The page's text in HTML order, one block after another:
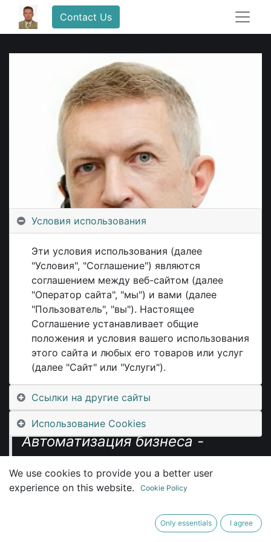
Contact Us
Третьяков
Игорь Вячеславович
Эксперт в организации
производства
Автоматизация бизнеса -
мой спорт,
Условия использования
Эти условия использования (далее
"Условия", "Соглашение") являются
соглашением между веб-сайтом (далее
"Оператор сайта", "мы") и вами (далее
"Пользователь", "вы"). Настоящее
Соглашение устанавливает общие
положения и условия вашего использования
этого сайта и любых его товаров или услуг
(далее "Сайт" или "Услуги").
Ссылки на другие сайты
Использование Cookies
We use cookies to provide you a better user
experience on this website.
Cookie Policy
Only essentials I agree